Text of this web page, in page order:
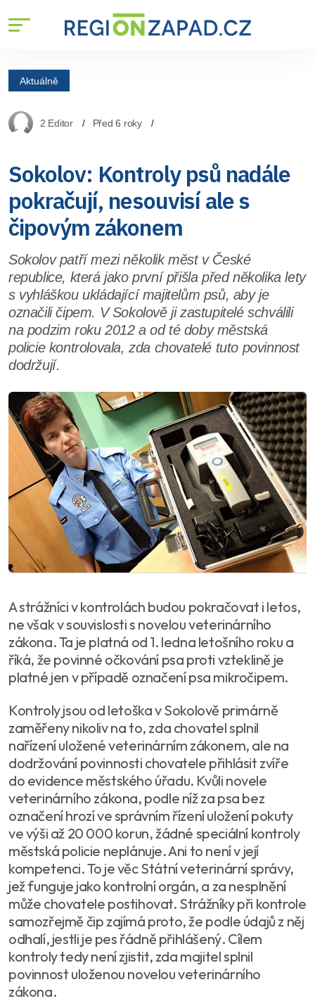
Aktuálně
2 Editor Před 6 roky
Sokolov: Kontroly psů nadále
pokračují, nesouvisí ale s
čipovým zákonem
Sokolov patří mezi několik měst v České
republice, která jako první přišla před několika lety
s vyhláškou ukládající majitelům psů, aby je
označili čipem. V Sokolově ji zastupitelé schválili
na podzim roku 2012 a od té doby městská
policie kontrolovala, zda chovatelé tuto povinnost
dodržují.
A strážníci v kontrolách budou pokračovat i letos,
ne však v souvislosti s novelou veterinárního
zákona. Ta je platná od 1. ledna letošního roku a
říká, že povinné očkování psa proti vzteklině je
platné jen v případě označení psa mikročipem.
Kontroly jsou od letoška v Sokolově primárně
zaměřeny nikoliv na to, zda chovatel splnil
nařízení uložené veterinárním zákonem, ale na
dodržování povinnosti chovatele přihlásit zvíře
do evidence městského úřadu. Kvůli novele
veterinárního zákona, podle níž za psa bez
označení hrozí ve správním řízení uložení pokuty
ve výši až 20 000 korun, žádné speciální kontroly
městská policie neplánuje. Ani to není v její
kompetenci. To je věc Státní veterinární správy,
jež funguje jako kontrolní orgán, a za nesplnění
může chovatele postihovat. Strážníky při kontrole
samozřejmě čip zajímá proto, že podle údajů z něj
odhalí, jestli je pes řádně přihlášený. Cílem
kontroly tedy není zjistit, zda majitel splnil
povinnost uloženou novelou veterinárního
zákona.